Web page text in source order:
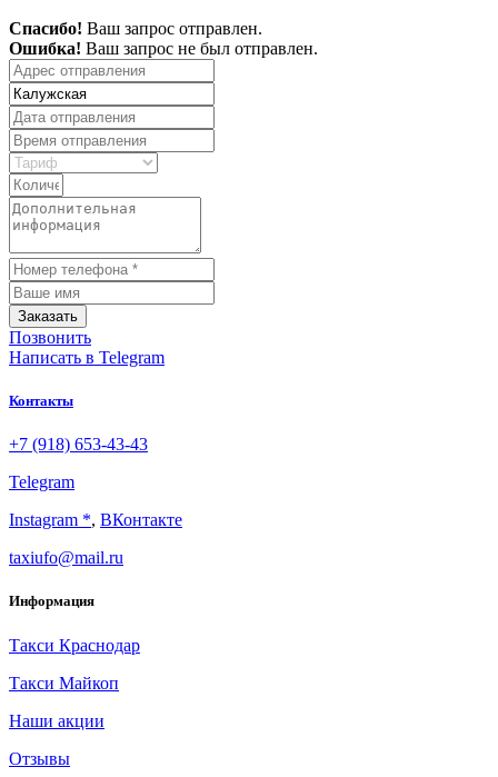
Спасибо! Ваш запрос отправлен.
Ошибка! Ваш запрос не был отправлен.
Заказать
Позвонить
Написать в Telegram
Контакты
+7 (918) 653-43-43
Telegram
Instagram *, ВКонтакте
taxiufo@mail.ru
Информация
Такси Краснодар
Такси Майкоп
Наши акции
Отзывы